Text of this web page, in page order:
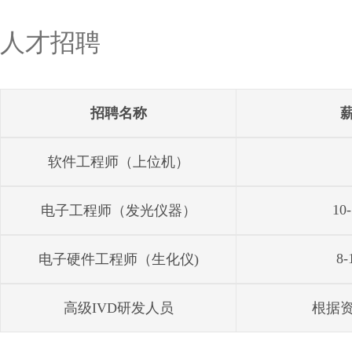
加入我们
人才招聘
招聘名称
软件工程师（上位机）
电子工程师（发光仪器）
电子硬件工程师（生化仪) 8-
高级IVD研发人员 根据